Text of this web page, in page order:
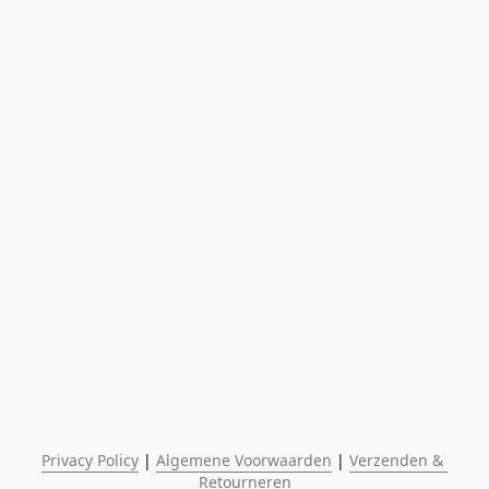
Privacy Policy | Algemene Voorwaarden | Verzenden &
Retourneren